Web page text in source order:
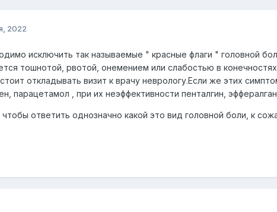
2022
исключить так называемые " красные флаги " головной
тошнотой, рвотой, онемением или слабостью в
откладывать визит к врачу неврологу.Если же этих
парацетамол , при их неэффективности пенталгин,
ответить однозначно какой это вид головной боли, к